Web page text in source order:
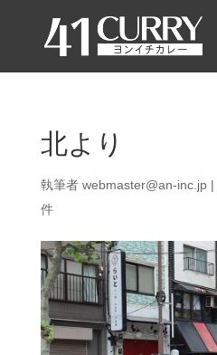
北より
執筆者 webmaster@an-inc.jp|
件